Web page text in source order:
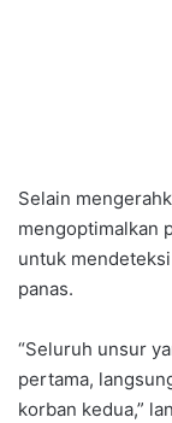
Selain
mengoptimalkan
untuk
panas.
“Seluruh unsur
pertama,
korban kedua,”